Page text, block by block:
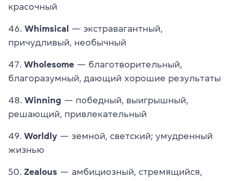
красочный
46. Whimsical
— экстравагантный,
причудливый, необычный
47. Wholesome — благотворительный,
благоразумный, дающий хорошие результаты
48. Winning — победный, выигрышный,
решающий, привлекательный
49. Worldly — земной, светский; умудренный
жизнью
50. Zealous — амбициозный, стремящийся,